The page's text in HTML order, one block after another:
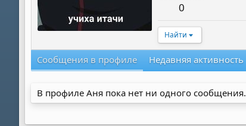
0
Найти
Сообщения в профиле Недавняя активность
В профиле Аня пока нет ни одного сообщения.